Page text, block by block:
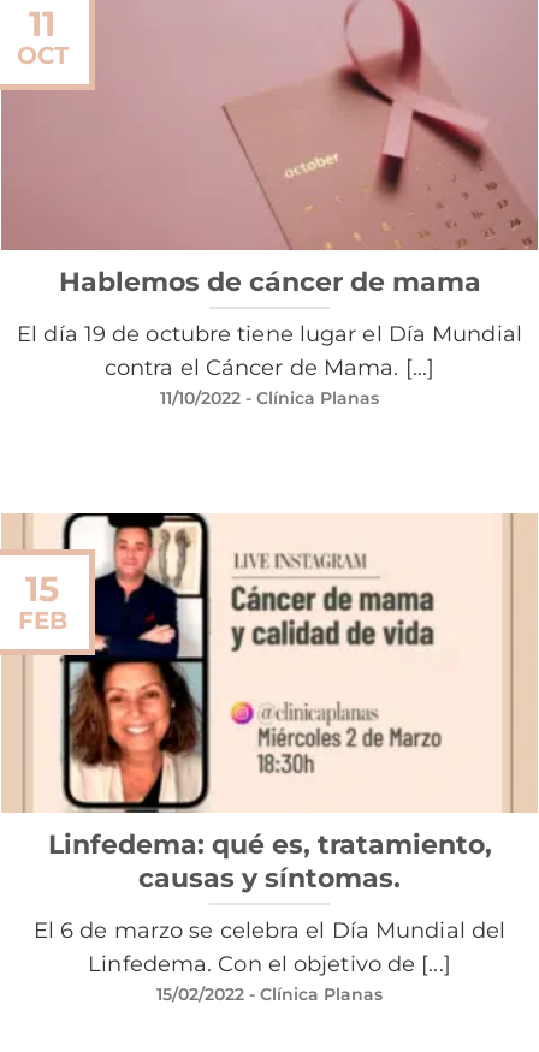
Hablemos de cáncer de mama
El día 19 de octubre tiene lugar el Día Mundial
contra el Cáncer de Mama. [...]
11/10/2022 - Clínica Planas
11
OCT
Linfedema: qué es, tratamiento,
causas y síntomas.
El 6 de marzo se celebra el Día Mundial del
Linfedema. Con el objetivo de [...]
15/02/2022 - Clínica Planas
15
FEB